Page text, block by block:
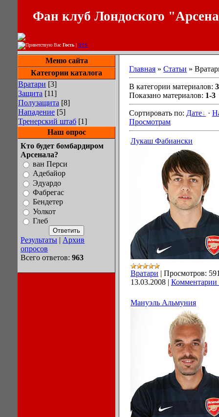
Фан клуб Лондоского
Приветствую Вас Гость | RSS
Меню сайта
Категории каталога
Вратари [3]
Защита [11]
Полузащита [8]
Нападение [5]
Тренерский штаб [1]
Наш опрос
Кто будет бомбардиром
Арсенала?
ван Перси
Адебайор
Эдуардо
Фабрегас
Бендетер
Уолкот
Глеб
Результаты | Архив
опросов
Всего ответов: 963
Главная » Статьи »
В категории материалов: 3
Показано материалов: 1-3
Сортировать по: Дате ·
Просмотрам
Лукаш Фабиански
Вратари | Просмотров:
13.03.2008 | Комментарии
Мануэль Альмуния